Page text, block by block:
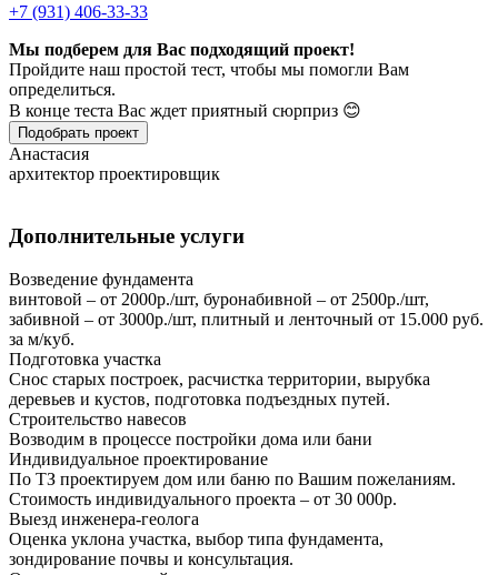
+7 (931) 406-33-33
Мы подберем для Вас подходящий проект!
Пройдите наш простой тест, чтобы мы помогли Вам
определиться.
В конце теста Вас ждет приятный сюрприз 😊
Подобрать проект
Анастасия
архитектор проектировщик
Дополнительные услуги
Возведение фундамента
винтовой – от 2000р./шт, буронабивной – от 2500р./шт,
забивной – от 3000р./шт, плитный и ленточный от 15.000 руб.
за м/куб.
Подготовка участка
Снос старых построек, расчистка территории, вырубка
деревьев и кустов, подготовка подъездных путей.
Строительство навесов
Возводим в процессе постройки дома или бани
Индивидуальное проектирование
По ТЗ проектируем дом или баню по Вашим пожеланиям.
Стоимость индивидуального проекта – от 30 000р.
Выезд инженера-геолога
Оценка уклона участка, выбор типа фундамента,
зондирование почвы и консультация.